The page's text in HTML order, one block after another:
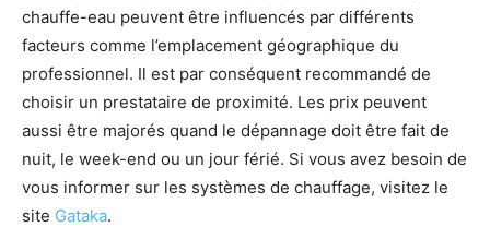
chauffe-eau peuvent être influencés par différents
facteurs comme l’emplacement géographique du
professionnel. Il est par conséquent recommandé de
choisir un prestataire de proximité. Les prix peuvent
aussi être majorés quand le dépannage doit être fait de
nuit, le week-end ou un jour férié. Si vous avez besoin de
vous informer sur les systèmes de chauffage, visitez le
site Gataka.